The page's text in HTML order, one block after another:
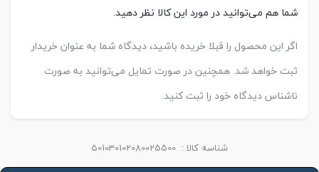
شما هم می‌توانید در مورد این کالا نظر دهید.
اگر این محصول را قبلا خریده باشید، دیدگاه شما به عنوان خریدار
ثبت خواهد شد. همچنین در صورت تمایل می‌توانید به صورت
ناشناس دیدگاه خود را ثبت کنید.
شناسه کالا : 501030102080025500